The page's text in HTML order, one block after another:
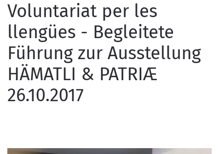
Voluntariat per les
llengües - Begleitete
Führung zur Ausstellung
HÄMATLI & PATRIÆ
26.10.2017